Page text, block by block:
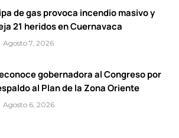
de gas provoca incendio masivo y
21 heridos en Cuernavaca
Agosto 7, 2026
gobernadora al Congreso por
al Plan de la Zona Oriente
Agosto 6, 2026